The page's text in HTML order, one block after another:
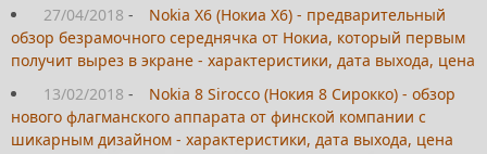
27/04/2018 -
Nokia X6 (Нокиа Х6) - предварительный
обзор безрамочного середнячка от Нокиа, который первым
получит вырез в экране - характеристики, дата выхода, цена
13/02/2018 -
Nokia 8 Sirocco (Нокия 8 Сирокко) - обзор
нового флагманского аппарата от финской компании с
шикарным дизайном - характеристики, дата выхода, цена